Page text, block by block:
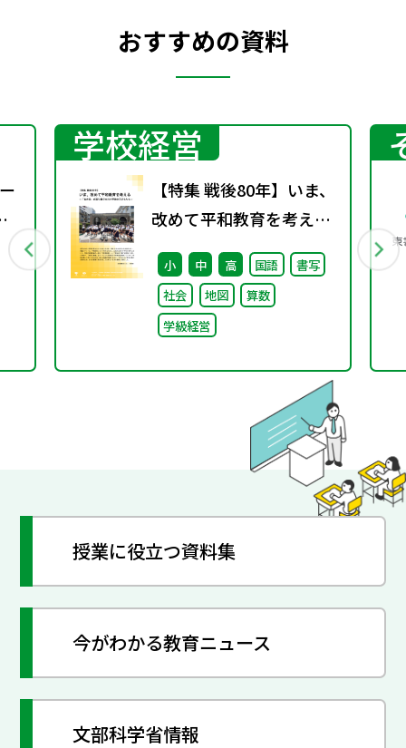
おすすめの資料
学校経営
【特集 戦後80年】いま、
改めて平和教育を考え
る〜「あの日」を語り継
ぐ本川小学校の子どもた
ち〜
小 中 高 国語
書写
社会
地図
算数
学級経営
授業に役立つ資料集
今がわかる教育ニュース
文部科学省情報